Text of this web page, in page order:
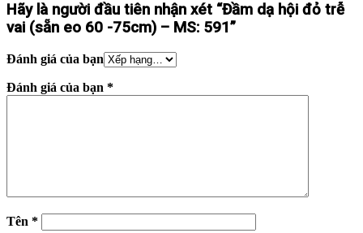
Hãy là người đầu tiên nhận xét “Đầm dạ hội đỏ trễ
vai (sẵn eo 60 -75cm) – MS: 591”
Đánh giá của bạn
Đánh giá của bạn *
Tên *